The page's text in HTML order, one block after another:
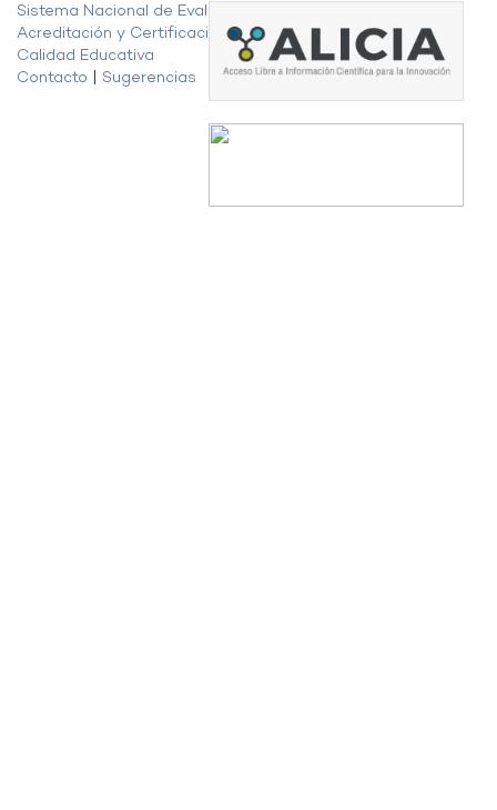
Sistema Nacional de Evaluación,
Acreditación y Certificación de la
Calidad Educativa
Contacto
Sugerencias